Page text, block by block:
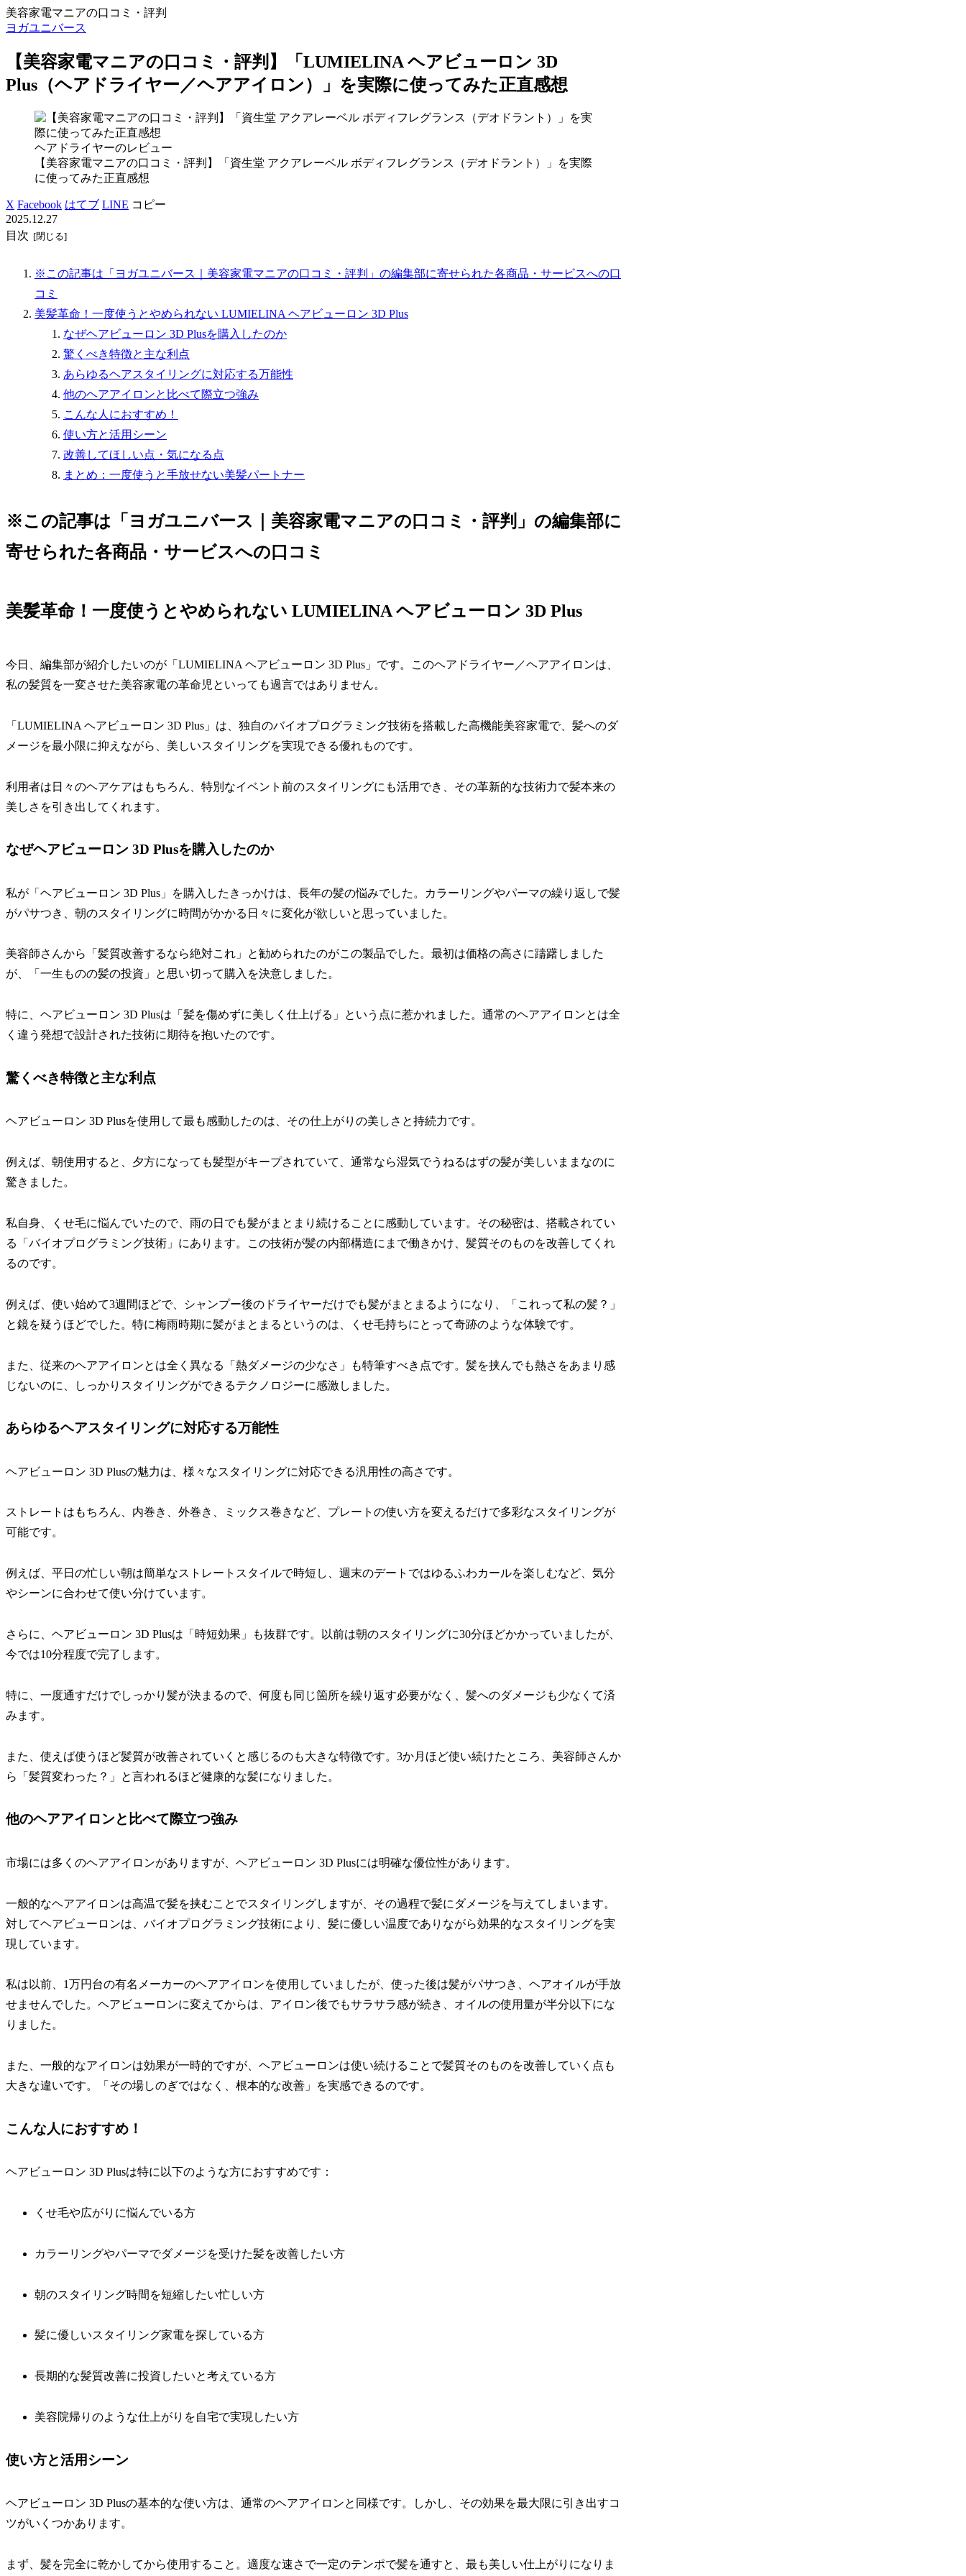
美容家電マニアの口コミ・評判
ヨガユニバース
【美容家電マニアの口コミ・評判】「LUMIELINA ヘアビューロン 3D
Plus（ヘアドライヤー／ヘアアイロン）」を実際に使ってみた正直感想
ヘアドライヤーのレビュー
【美容家電マニアの口コミ・評判】「資生堂 アクアレーベル ボディフレグランス（デオドラント）」を実際
に使ってみた正直感想
X Facebook はてブ LINE コピー
2025.12.27
目次
※この記事は「ヨガユニバース｜美容家電マニアの口コミ・評判」の編集部に寄せられた各商品・サービスへの口
コミ
美髪革命！一度使うとやめられない LUMIELINA ヘアビューロン 3D Plus
なぜヘアビューロン 3D Plusを購入したのか
驚くべき特徴と主な利点
あらゆるヘアスタイリングに対応する万能性
他のヘアアイロンと比べて際立つ強み
こんな人におすすめ！
使い方と活用シーン
改善してほしい点・気になる点
まとめ：一度使うと手放せない美髪パートナー
※この記事は「ヨガユニバース｜美容家電マニアの口コミ・評判」の編集部に
寄せられた各商品・サービスへの口コミ
美髪革命！一度使うとやめられない LUMIELINA ヘアビューロン 3D Plus
今日、編集部が紹介したいのが「LUMIELINA ヘアビューロン 3D Plus」です。このヘアドライヤー／ヘアアイロンは、
私の髪質を一変させた美容家電の革命児といっても過言ではありません。
「LUMIELINA ヘアビューロン 3D Plus」は、独自のバイオプログラミング技術を搭載した高機能美容家電で、髪へのダ
メージを最小限に抑えながら、美しいスタイリングを実現できる優れものです。
利用者は日々のヘアケアはもちろん、特別なイベント前のスタイリングにも活用でき、その革新的な技術力で髪本来の
美しさを引き出してくれます。
なぜヘアビューロン 3D Plusを購入したのか
私が「ヘアビューロン 3D Plus」を購入したきっかけは、長年の髪の悩みでした。カラーリングやパーマの繰り返しで髪
がパサつき、朝のスタイリングに時間がかかる日々に変化が欲しいと思っていました。
美容師さんから「髪質改善するなら絶対これ」と勧められたのがこの製品でした。最初は価格の高さに躊躇しました
が、「一生ものの髪の投資」と思い切って購入を決意しました。
特に、ヘアビューロン 3D Plusは「髪を傷めずに美しく仕上げる」という点に惹かれました。通常のヘアアイロンとは全
く違う発想で設計された技術に期待を抱いたのです。
驚くべき特徴と主な利点
ヘアビューロン 3D Plusを使用して最も感動したのは、その仕上がりの美しさと持続力です。
例えば、朝使用すると、夕方になっても髪型がキープされていて、通常なら湿気でうねるはずの髪が美しいままなのに
驚きました。
私自身、くせ毛に悩んでいたので、雨の日でも髪がまとまり続けることに感動しています。その秘密は、搭載されてい
る「バイオプログラミング技術」にあります。この技術が髪の内部構造にまで働きかけ、髪質そのものを改善してくれ
るのです。
例えば、使い始めて3週間ほどで、シャンプー後のドライヤーだけでも髪がまとまるようになり、「これって私の髪？」
と鏡を疑うほどでした。特に梅雨時期に髪がまとまるというのは、くせ毛持ちにとって奇跡のような体験です。
また、従来のヘアアイロンとは全く異なる「熱ダメージの少なさ」も特筆すべき点です。髪を挟んでも熱さをあまり感
じないのに、しっかりスタイリングができるテクノロジーに感激しました。
あらゆるヘアスタイリングに対応する万能性
ヘアビューロン 3D Plusの魅力は、様々なスタイリングに対応できる汎用性の高さです。
ストレートはもちろん、内巻き、外巻き、ミックス巻きなど、プレートの使い方を変えるだけで多彩なスタイリングが
可能です。
例えば、平日の忙しい朝は簡単なストレートスタイルで時短し、週末のデートではゆるふわカールを楽しむなど、気分
やシーンに合わせて使い分けています。
さらに、ヘアビューロン 3D Plusは「時短効果」も抜群です。以前は朝のスタイリングに30分ほどかかっていましたが、
今では10分程度で完了します。
特に、一度通すだけでしっかり髪が決まるので、何度も同じ箇所を繰り返す必要がなく、髪へのダメージも少なくて済
みます。
また、使えば使うほど髪質が改善されていくと感じるのも大きな特徴です。3か月ほど使い続けたところ、美容師さんか
ら「髪質変わった？」と言われるほど健康的な髪になりました。
他のヘアアイロンと比べて際立つ強み
市場には多くのヘアアイロンがありますが、ヘアビューロン 3D Plusには明確な優位性があります。
一般的なヘアアイロンは高温で髪を挟むことでスタイリングしますが、その過程で髪にダメージを与えてしまいます。
対してヘアビューロンは、バイオプログラミング技術により、髪に優しい温度でありながら効果的なスタイリングを実
現しています。
私は以前、1万円台の有名メーカーのヘアアイロンを使用していましたが、使った後は髪がパサつき、ヘアオイルが手放
せませんでした。ヘアビューロンに変えてからは、アイロン後でもサラサラ感が続き、オイルの使用量が半分以下にな
りました。
また、一般的なアイロンは効果が一時的ですが、ヘアビューロンは使い続けることで髪質そのものを改善していく点も
大きな違いです。「その場しのぎではなく、根本的な改善」を実感できるのです。
こんな人におすすめ！
ヘアビューロン 3D Plusは特に以下のような方におすすめです：
くせ毛や広がりに悩んでいる方
カラーリングやパーマでダメージを受けた髪を改善したい方
朝のスタイリング時間を短縮したい忙しい方
髪に優しいスタイリング家電を探している方
長期的な髪質改善に投資したいと考えている方
美容院帰りのような仕上がりを自宅で実現したい方
使い方と活用シーン
ヘアビューロン 3D Plusの基本的な使い方は、通常のヘアアイロンと同様です。しかし、その効果を最大限に引き出すコ
ツがいくつかあります。
まず、髪を完全に乾かしてから使用すること。適度な速さで一定のテンポで髪を通すと、最も美しい仕上がりになりま